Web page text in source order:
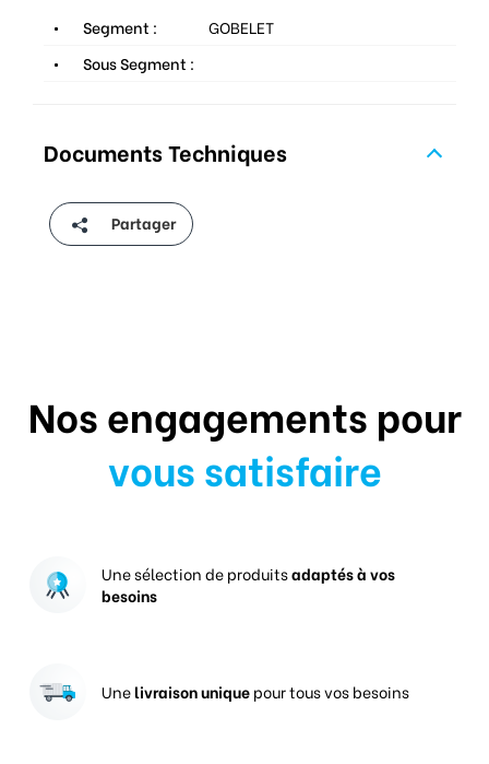
Segment :
GOBELET
Sous Segment :
Documents Techniques
Partager
Nos engagements pour
vous satisfaire
Une sélection de produitsadaptés à vos
besoins
Unelivraison uniquepour tous vos besoins